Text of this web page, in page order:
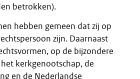
betrokken).
hebben gemeen dat zij op
zijn. Daarnaast
op de bijzondere
kerkgenootschap, de
en de Nederlandse